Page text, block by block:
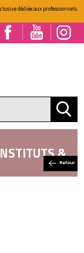
dédiée aux professionnels
Retour
&